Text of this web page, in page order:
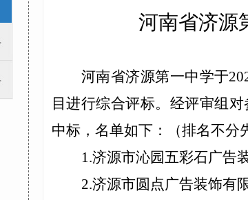
河南省济源
河南省济源第一中学于
目进行综合评标。经评审组对
中标，名单如下：
（排名不分
1.济源市沁园五彩石广告
2.济源市圆点广告装饰有